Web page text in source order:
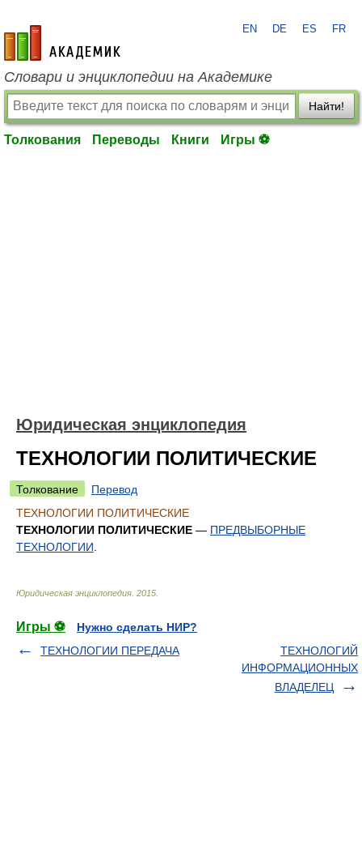
academic.ru
EN DE ES FR
Словари и энциклопедии на Академике
Найти!
Толкования Переводы Книги Игры ⚽
Юридическая энциклопедия
ТЕХНОЛОГИИ ПОЛИТИЧЕСКИЕ
Толкование
Перевод
ТЕХНОЛОГИИ ПОЛИТИЧЕСКИЕ
ТЕХНОЛОГИИ ПОЛИТИЧЕСКИЕ — ПРЕДВЫБОРНЫЕ
ТЕХНОЛОГИИ
Юридическая энциклопедия 2015
Игры ⚽
Нужно сделать НИР?
ТЕХНОЛОГИИ ПЕРЕДАЧА
ТЕХНОЛОГИЙ
ИНФОРМАЦИОННЫХ
ВЛАДЕЛЕЦ